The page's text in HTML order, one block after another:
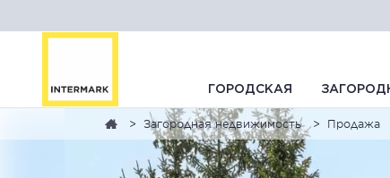
ГОРОДСКАЯ
Загородная недвижимость Продажа